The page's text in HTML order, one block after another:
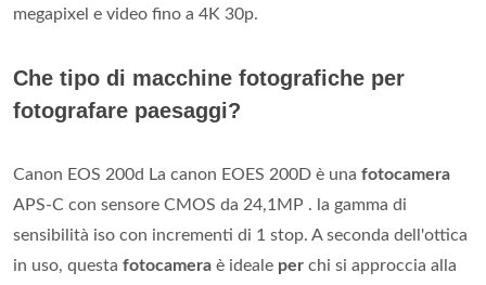
megapixel e video fino a 4K 30p.
Che tipo di macchine fotografiche per
fotografare paesaggi?
Canon EOS 200d La canon EOES 200D è una fotocamera
APS-C con sensore CMOS da 24,1MP . la gamma di
sensibilità iso con incrementi di 1 stop. A seconda dell'ottica
in uso, questa fotocamera è ideale per chi si approccia alla